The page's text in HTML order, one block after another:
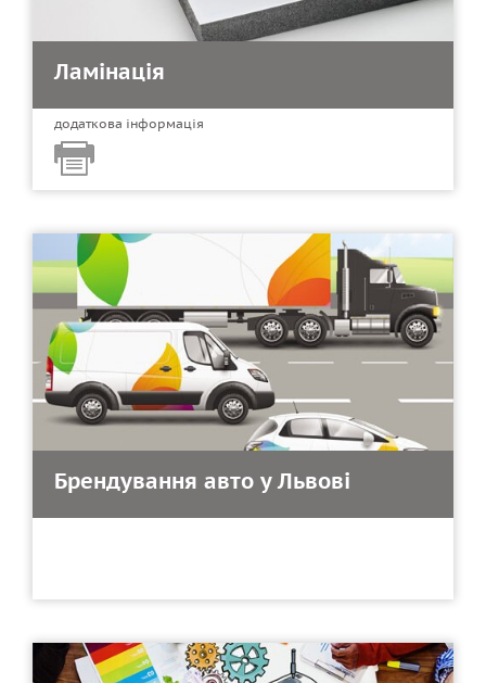
Ламінація
додаткова інформація
Брендування авто у Львові